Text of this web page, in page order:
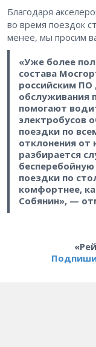
Благодаря
во время поездок
менее, мы просим
«Уже более
состава
российским ПО
обслуживания
помогают
электробусов
поездки по
отклонения от
разбирается
поездки по
комфортнее,
Собянин», —